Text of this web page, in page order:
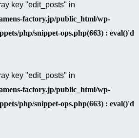
key "edit_posts" in
factory.jp/public_html/wp-
php/snippet-ops.php(663) : eval()'d
key "edit_posts" in
factory.jp/public_html/wp-
php/snippet-ops.php(663) : eval()'d